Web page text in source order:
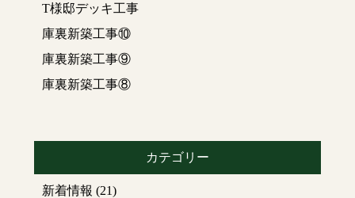
T様邸デッキ工事
庫裏新築工事⑩
庫裏新築工事⑨
庫裏新築工事⑧
カテゴリー
新着情報 (21)